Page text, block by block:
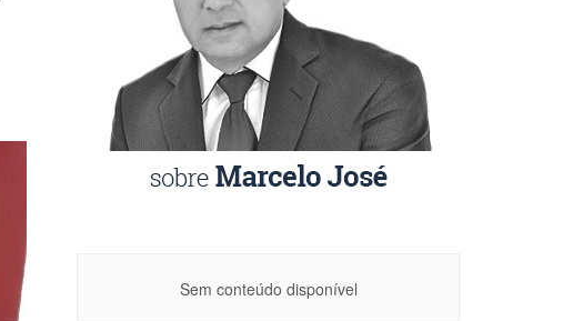
Sem conteúdo disponível